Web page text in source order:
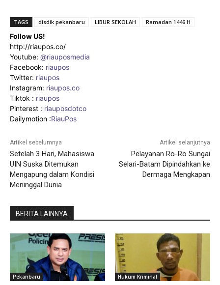
TAGS disdik pekanbaru LIBUR SEKOLAH Ramadan 1446 H
Follow US!
http://riaupos.co/
Youtube: @riauposmedia
Facebook: riaupos
Twitter: riaupos
Instagram: riaupos.co
Tiktok : riaupos
Pinterest : riauposdotco
Dailymotion :RiauPos
Artikel sebelumnya
Setelah 3 Hari, Mahasiswa
UIN Suska Ditemukan
Mengapung dalam Kondisi
Meninggal Dunia
Artikel selanjutnya
Pelayanan Ro-Ro Sungai
Selari-Batam Dipindahkan ke
Dermaga Mengkapan
BERITA LAINNYA
Pekanbaru Hukum Kriminal